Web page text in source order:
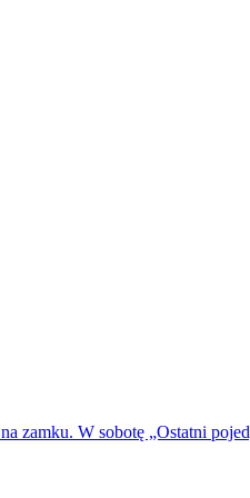
zamku. W sobotę „Ostatni